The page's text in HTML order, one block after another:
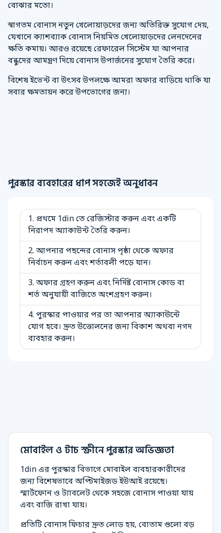
বোঝার মতো।
স্বাগতম বোনাস নতুন খেলোয়াড়দের জন্য অতিরিক্ত সুযোগ দেয়,
যেখানে ক্যাশব্যাক বোনাস নিয়মিত খেলোয়াড়দের লেনদেনের
ক্ষতি কমায়। আরও রয়েছে রেফারেল সিস্টেম যা আপনার
বন্ধুদের আমন্ত্রণ দিয়ে বোনাস উপার্জনের সুযোগ তৈরি করে।
বিশেষ ইভেন্ট বা উৎসব উপলক্ষে আমরা অফার বাড়িয়ে থাকি যা
সবার ক্ষমতায়ন করে উপভোগের জন্য।
পুরস্কার ব্যবহারের ধাপ সহজেই অনুধাবন
প্রথমে 1din তে রেজিস্টার করুন এবং একটি
নিরাপদ অ্যাকাউন্ট তৈরি করুন।
আপনার পছন্দের বোনাস পৃষ্ঠা থেকে অফার
নির্বাচন করুন এবং শর্তাবলী পড়ে যান।
অফার গ্রহণ করুন এবং নির্দিষ্ট বোনাস কোড বা
শর্ত অনুযায়ী বাজিতে অংশগ্রহণ করুন।
পুরস্কার পাওয়ার পর তা আপনার অ্যাকাউন্টে
যোগ হবে। দ্রুত উত্তোলনের জন্য বিকাশ অথবা নগদ
ব্যবহার করুন।
মোবাইল ও টাচ স্ক্রীনে পুরস্কার অভিজ্ঞতা
1din এর পুরস্কার বিভাগে মোবাইল ব্যবহারকারীদের
জন্য বিশেষভাবে অপ্টিমাইজড ইউআই রয়েছে।
স্মার্টফোন ও ট্যাবলেট থেকে সহজে বোনাস পাওয়া যায়
এবং বাজি রাখা যায়।
প্রতিটি বোনাস ফিচার দ্রুত লোড হয়, বোতাম গুলো বড়